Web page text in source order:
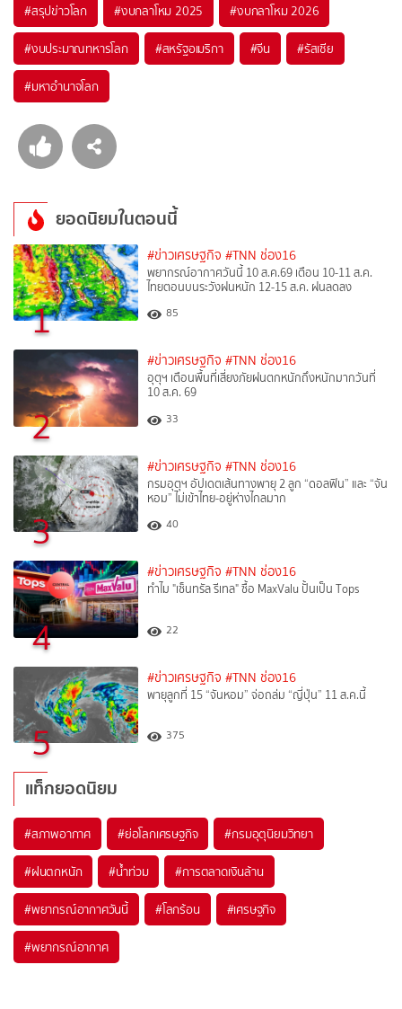
#สรุปข่าวโลก #งบกลาโหม 2025 #งบกลาโหม 2026
#งบประมาณทหารโลก #สหรัฐอเมริกา #จีน #รัสเซีย
#มหาอำนาจโลก
ยอดนิยมในตอนนี้
1
#ข่าวเศรษฐกิจ #TNN ช่อง16
พยากรณ์อากาศวันนี้ 10 ส.ค.69 เตือน 10-11 ส.ค.
ไทยตอนบนระวังฝนหนัก 12-15 ส.ค. ฝนลดลง
85
2
#ข่าวเศรษฐกิจ #TNN ช่อง16
อุตุฯ เตือนพื้นที่เสี่ยงภัยฝนตกหนักถึงหนักมากวันที่
10 ส.ค. 69
33
3
#ข่าวเศรษฐกิจ #TNN ช่อง16
กรมอุตุฯ อัปเดตเส้นทางพายุ 2 ลูก “ดอลฟิน” และ “จัน
หอม” ไม่เข้าไทย-อยู่ห่างไกลมาก
40
4
#ข่าวเศรษฐกิจ #TNN ช่อง16
ทำไม "เซ็นทรัล รีเทล" ซื้อ MaxValu ปั้นเป็น Tops
22
5
#ข่าวเศรษฐกิจ #TNN ช่อง16
พายุลูกที่ 15 “จันหอม” จ่อถล่ม “ญี่ปุ่น” 11 ส.ค.นี้
375
แท็กยอดนิยม
#สภาพอากาศ #ย่อโลกเศรษฐกิจ #กรมอุตุนิยมวิทยา
#ฝนตกหนัก #น้ำท่วม #การตลาดเงินล้าน
#พยากรณ์อากาศวันนี้ #โลกร้อน #เศรษฐกิจ
#พยากรณ์อากาศ